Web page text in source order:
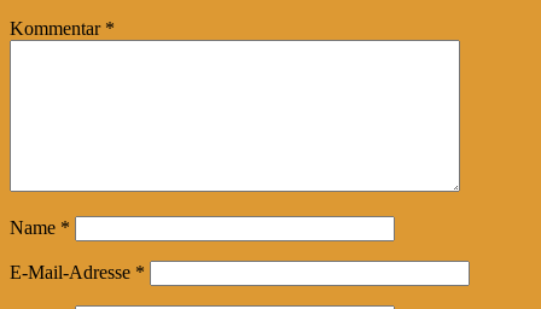
Kommentar *
Name *
E-Mail-Adresse *